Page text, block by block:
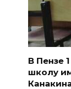
В Пензе
школу